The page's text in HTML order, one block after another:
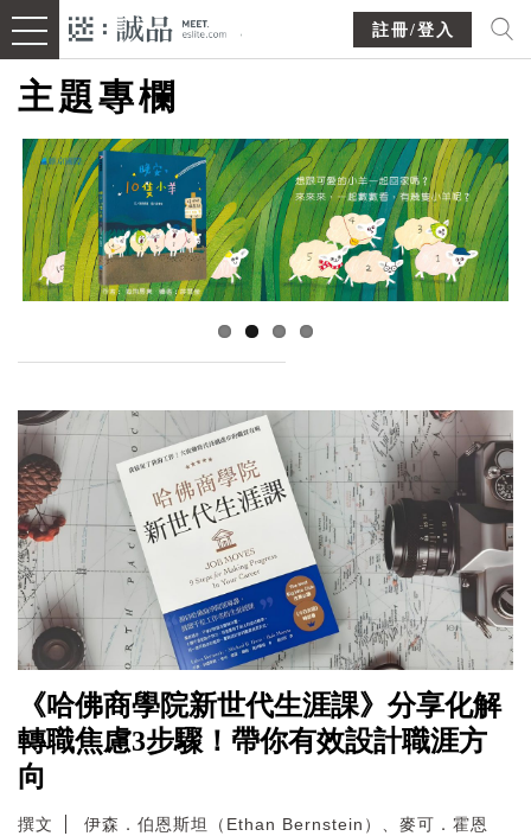
註冊/登入
主題專欄
《哈佛商學院新世代生涯課》分享化解
轉職焦慮3步驟！帶你有效設計職涯方
向
撰文
伊森．伯恩斯坦（Ethan Bernstein）、麥可．霍恩